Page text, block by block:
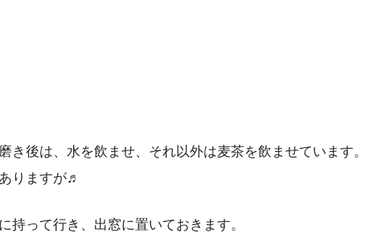
き後は、水を飲ませ、それ以外は麦茶を飲ませています。
りますが♬
持って行き、出窓に置いておきます。